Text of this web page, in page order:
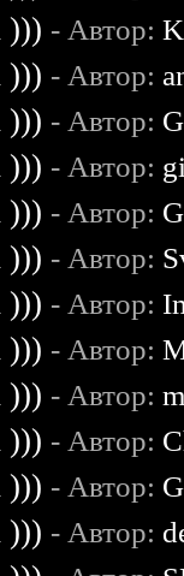
))) - Автор:
))) - Автор:
))) - Автор:
))) - Автор:
))) - Автор:
))) - Автор:
))) - Автор:
))) - Автор:
))) - Автор:
))) - Автор:
))) - Автор:
))) - Автор: